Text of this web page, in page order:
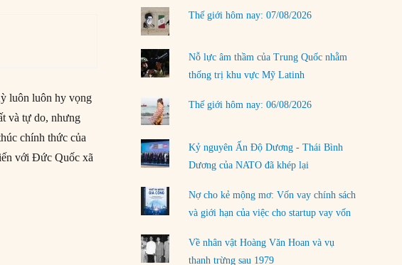
luôn luôn hy vọng
và tự do, nhưng
chính thức của
với Đức Quốc xã
Trật tự thế giới mới: Các nước nhỏ sẽ luôn
phải chịu đựng?
30/07/2026
LOAD MORE
Thế giới hôm nay: 07/08/2026
Nỗ lực âm thầm của Trung Quốc nhằm
thống trị khu vực Mỹ Latinh
Thế giới hôm nay: 06/08/2026
Kỷ nguyên Ấn Độ Dương - Thái Bình
Dương của NATO đã khép lại
Nợ cho kẻ mộng mơ: Vốn vay chính sách
và giới hạn của việc cho startup vay vốn
Về nhân vật Hoàng Văn Hoan và vụ
thanh trừng sau 1979